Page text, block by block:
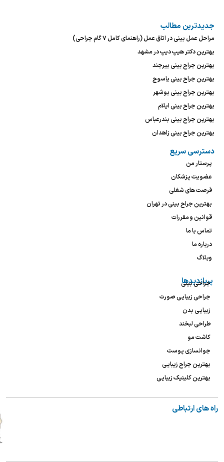
جدیدترین مطالب
مراحل عمل بینی در اتاق عمل (راهنمای کامل ۷ گام جراحی)
بهترین دکتر هیپ دیپ در مشهد
بهترین جراح بینی بیرجند
بهترین جراح بینی یاسوج
بهترین جراح بینی بوشهر
بهترین جراح بینی ایلام
بهترین جراح بینی بندرعباس
بهترین جراح بینی زاهدان
دسترسی سریع
پرستار من
عضویت پزشکان
فرصت های شغلی
بهترین جراح بینی در تهران
قوانین و مقررات
تماس با ما
درباره ما
وبلاگ
پربازدیدها
جراحی بینی
جراحی زیبایی صورت
زیبایی بدن
طراحی لبخند
کاشت مو
جوانسازی پوست
بهترین جراح زیبایی
بهترین کلینیک زیبایی
راه های ارتباطی